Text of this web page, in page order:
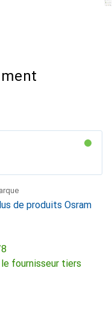
de produits Osram
fournisseur tiers